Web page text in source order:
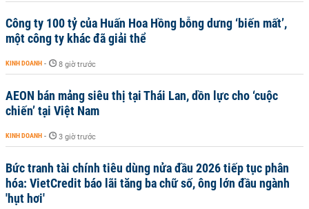
Công ty 100 tỷ của Huấn Hoa Hồng bỗng dưng ‘biến mất’,
một công ty khác đã giải thể
KINH DOANH - 8 giờ trước
AEON bán mảng siêu thị tại Thái Lan, dồn lực cho ‘cuộc
chiến’ tại Việt Nam
KINH DOANH - 3 giờ trước
Bức tranh tài chính tiêu dùng nửa đầu 2026 tiếp tục phân
hóa: VietCredit báo lãi tăng ba chữ số, ông lớn đầu ngành
'hụt hơi'